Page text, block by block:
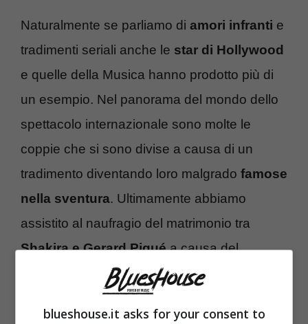
Naturalmente se parliamo di amori infranti e
tradimenti seriali anche le star di Hollywood
e quelle della Musica hanno prodotto più di
un esempio. Nel panorama del mondo dello
spettacolo internazionale sono molte le
coppie che si sono divise a causa di un
tradimento diventando loro malgrado famose
nella sventura. Ultimamente abbiamo
assistito al naufragio del matrimonio tra
Shakira e Gerard Piquéa causa del
tradimento di lui con una modella. La
scoperta da parte della moglie pare sia
blueshouse.it asks for your consent to